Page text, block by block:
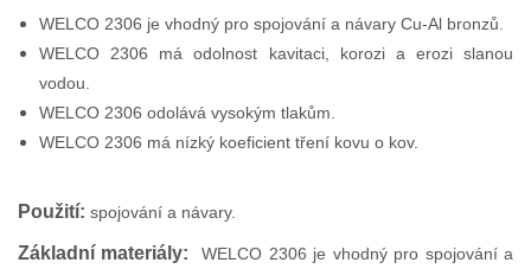
WELCO 2306 je vhodný pro spojování a návary Cu-Al bronzů.
WELCO 2306 má odolnost kavitaci, korozi a erozi slanou
vodou.
WELCO 2306 odolává vysokým tlakům.
WELCO 2306 má nízký koeficient tření kovu o kov.
Použití: spojování a návary.
Základní materiály:
WELCO 2306 je vhodný pro spojování a